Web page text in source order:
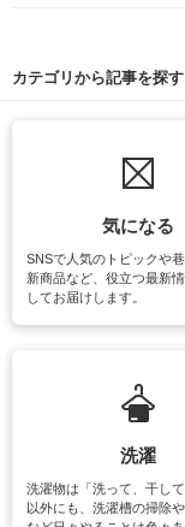
カテゴリから記事を探す
気になる
SNSで人気のトピックや
新商品など、役立つ最新
してお届けします。
洗濯
洗濯物は「洗って、干して
以外にも、洗濯槽の掃除